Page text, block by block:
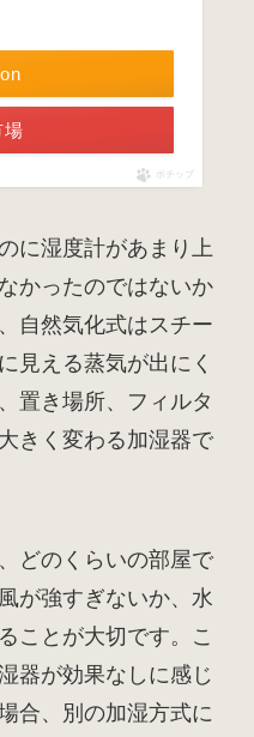
場
ポチップ
に湿度計があまり上
かったのではないか
自然気化式はスチー
見える蒸気が出にく
置き場所、フィルタ
きく変わる加湿器で
どのくらいの部屋で
が強すぎないか、水
ことが大切です。こ
器が効果なしに感じ
合、別の加湿方式に